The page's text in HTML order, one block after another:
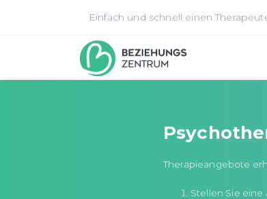
Einfach und schnell einen
Therapieangebote
Stellen Sie eine